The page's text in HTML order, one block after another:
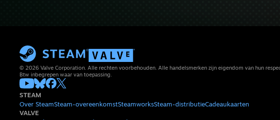
© 2026 Valve Corporation. Alle rechten voorbehouden. Alle handelsmerken zijn eigendom van hun
Btw inbegrepen waar van toepassing.
STEAM
Over SteamSteam-overeenkomstSteamworksSteam-distributieCadeaukaarten
VALVE